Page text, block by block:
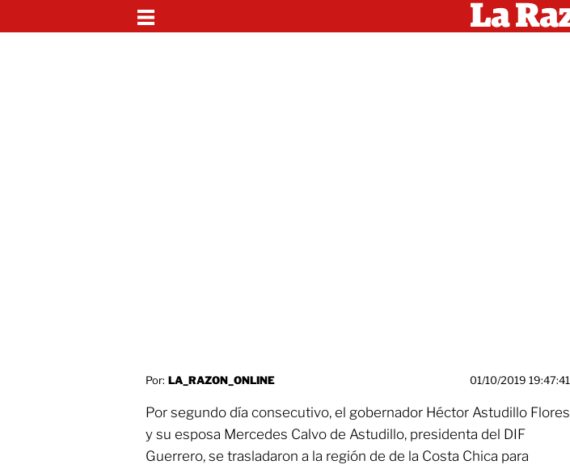
Por: LA_RAZON_ONLINE 01/10/2019 19:47:41
Por segundo día consecutivo, el gobernador Héctor Astudillo Flores
y su esposa Mercedes Calvo de Astudillo, presidenta del DIF
Guerrero, se trasladaron a la región de de la Costa Chica para